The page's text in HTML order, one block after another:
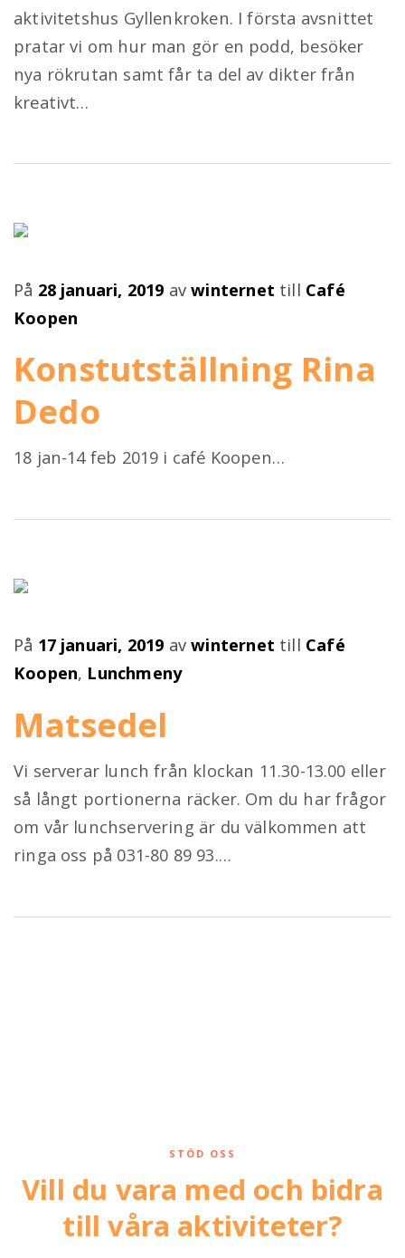
aktivitetshus Gyllenkroken. I första avsnittet
pratar vi om hur man gör en podd, besöker
nya rökrutan samt får ta del av dikter från
kreativt…
På Publicerad
på
28 januari, 2019 avwinternet till Café
Koopen
Konstutställning Rina
Dedo
18 jan-14 feb 2019 i café Koopen…
På Publicerad
på
17 januari, 2019 avwinternet till Café
Koopen, Lunchmeny
Matsedel
Vi serverar lunch från klockan 11.30-13.00 eller
så långt portionerna räcker. Om du har frågor
om vår lunchservering är du välkommen att
ringa oss på 031-80 89 93.…
STÖD OSS
Vill du vara med och bidra
till våra aktiviteter?